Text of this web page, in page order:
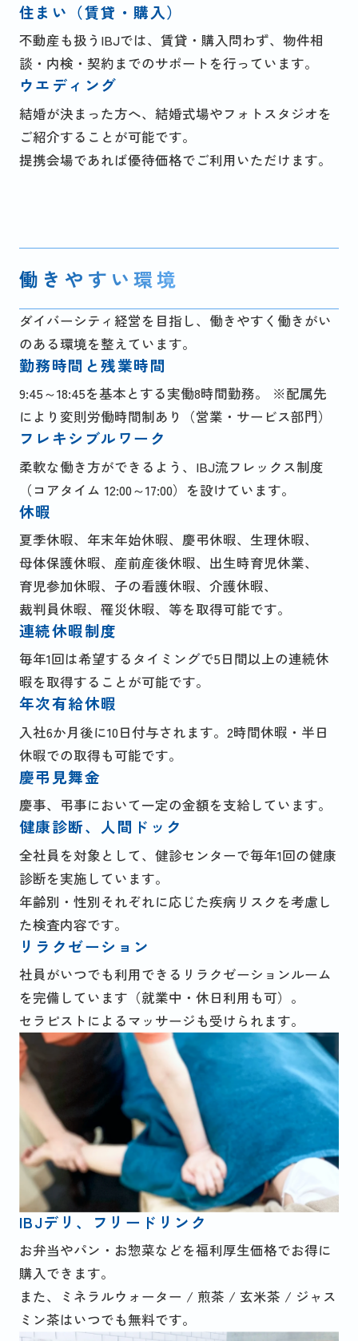
住まい（賃貸・購入）
不動産も扱うIBJでは、賃貸・購入問わず、物件相
談・内検・契約までのサポートを行っています。
ウエディング
結婚が決まった方へ、結婚式場やフォトスタジオを
ご紹介することが可能です。
提携会場であれば優待価格でご利用いただけます。
働きやすい環境
ダイバーシティ経営を目指し、働きやすく働きがい
のある環境を整えています。
勤務時間と残業時間
9:45～18:45を基本とする実働8時間勤務。 ※配属先
により変則労働時間制あり（営業・サービス部門）
フレキシブルワーク
柔軟な働き方ができるよう、IBJ流フレックス制度
（コアタイム 12:00～17:00）を設けています。
休暇
夏季休暇、年末年始休暇、慶弔休暇、生理休暇、
母体保護休暇、 産前産後休暇、出生時育児休業、
育児参加休暇、 子の看護休暇、介護休暇、
裁判員休暇、 罹災休暇、等を取得可能です。
連続休暇制度
毎年1回は希望するタイミングで5日間以上の連続休
暇を取得することが可能です。
年次有給休暇
入社6か月後に10日付与されます。2時間休暇・半日
休暇での取得も可能です。
慶弔見舞金
慶事、弔事において一定の金額を支給しています。
健康診断、人間ドック
全社員を対象として、健診センターで毎年1回の健康
診断を実施しています。
年齢別・性別それぞれに応じた疾病リスクを考慮し
た検査内容です。
リラクゼーション
社員がいつでも利用できるリラクゼーションルーム
を完備しています（就業中・休日利用も可）。
セラピストによるマッサージも受けられます。
IBJデリ、フリードリンク
お弁当やパン・お惣菜などを福利厚生価格でお得に
購入できます。
また、ミネラルウォーター / 煎茶 / 玄米茶 / ジャス
ミン茶はいつでも無料です。